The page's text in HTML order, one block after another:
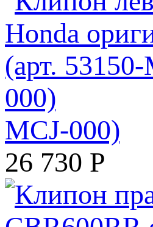
MCJ-000)
26 730 Р